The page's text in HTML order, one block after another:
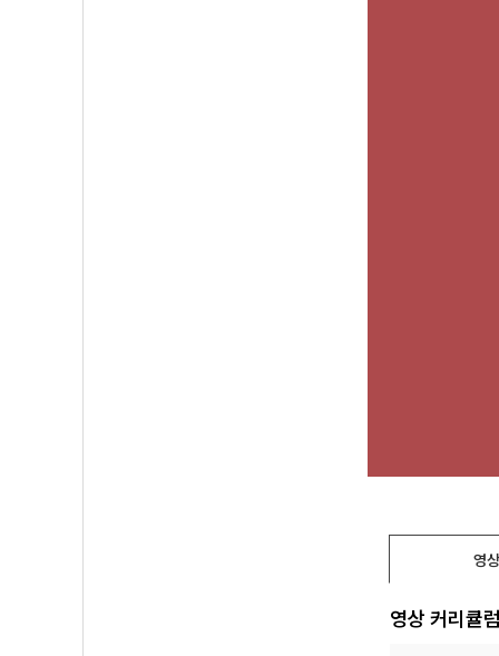
영
영상 커리큘